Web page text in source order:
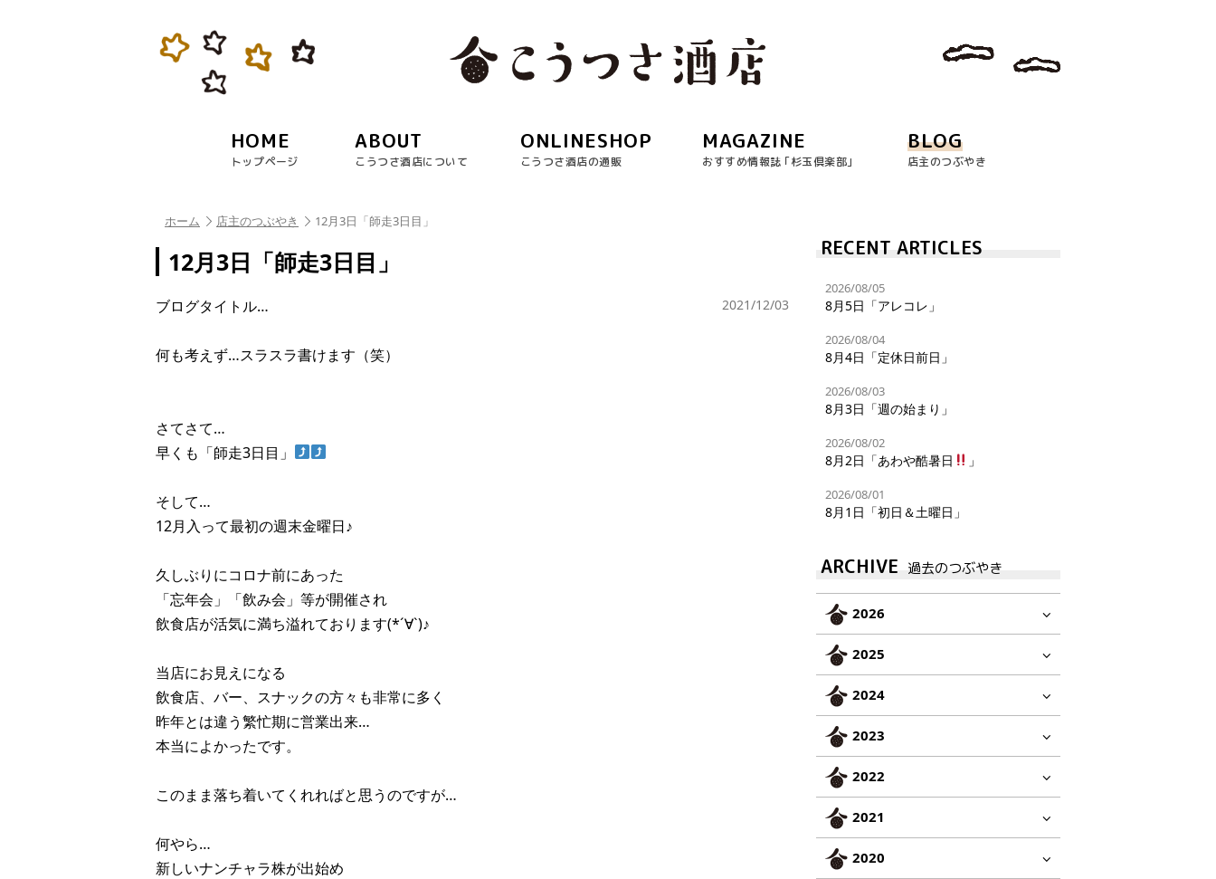
HOME
トップページ
ABOUT
こうつさ酒店について
ONLINESHOP
こうつさ酒店の通販
MAGAZINE
おすすめ情報誌 ｢杉玉倶楽部｣
BLOG
店主のつぶやき
ホーム 店主のつぶやき 12月3日「師走3日目」
12月3日「師走3日目」
2021/12/03
ブログタイトル…
何も考えず…スラスラ書けます（笑）
さてさて…
早くも「師走3日目」
そして…
12月入って最初の週末金曜日♪
久しぶりにコロナ前にあった
「忘年会」「飲み会」等が開催され
飲食店が活気に満ち溢れております(*´∀`)♪
当店にお見えになる
飲食店、バー、スナックの方々も非常に多く
昨年とは違う繁忙期に営業出来…
本当によかったです。
このまま落ち着いてくれればと思うのですが…
何やら…
新しいナンチャラ株が出始め
RECENT ARTICLES
2026/08/05
8月5日「アレコレ」
2026/08/04
8月4日「定休日前日」
2026/08/03
8月3日「週の始まり」
2026/08/02
8月2日「あわや酷暑日 」
2026/08/01
8月1日「初日＆土曜日」
ARCHIVE 過去のつぶやき
2026
2025
2024
2023
2022
2021
2020